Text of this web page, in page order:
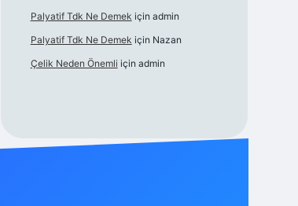
Palyatif Tdk Ne Demek için admin
Palyatif Tdk Ne Demek için Nazan
Çelik Neden Önemli için admin